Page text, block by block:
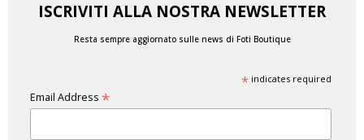
ISCRIVITI ALLA NOSTRA NEWSLETTER
Resta sempre aggiornato sulle news di Foti Boutique
*indicates required
Email Address *